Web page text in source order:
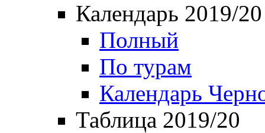
Календарь 2019/20
Полный
По турам
Календарь
Таблица 2019/20